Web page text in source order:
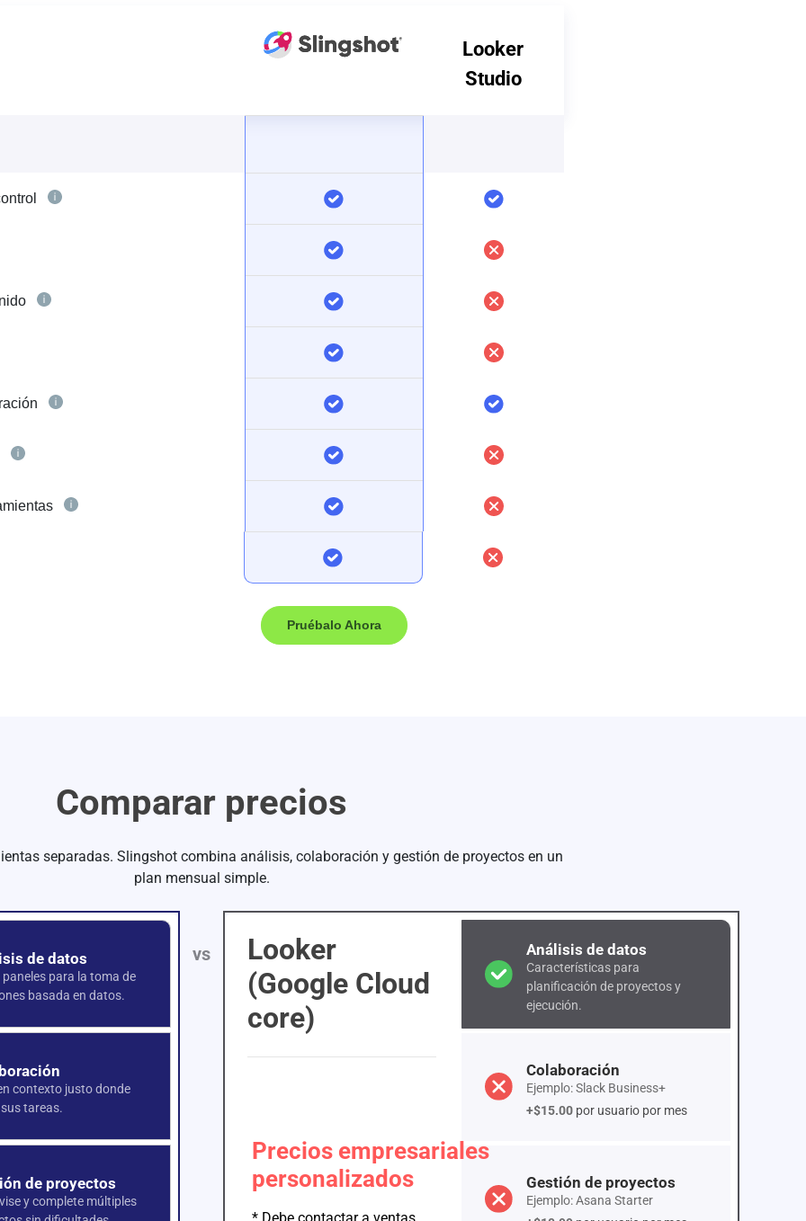
Looker
Studio
Pruébalo Ahora
Comparar precios
separadas. Slingshot combina análisis, colaboración y gestión de proyectos en un
plan mensual simple.
de datos
paneles para la toma de
basada en datos.
contexto justo donde
tareas.
de proyectos
y complete múltiples
vs
Looker
(Google Cloud
core)
Precios empresariales
personalizados
* Debe contactar a ventas
Análisis de datos
Características para
planificación de proyectos y
ejecución.
Colaboración
Ejemplo: Slack Business+
+$15.00 por usuario por mes
Gestión de proyectos
Ejemplo: Asana Starter